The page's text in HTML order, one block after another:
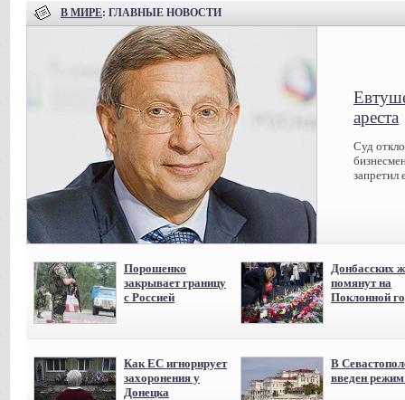
В МИРЕ: ГЛАВНЫЕ НОВОСТИ
ареста
Суд
запретил
Порошенко
закрывает границу
с Россией
Донбасских
помянут на
Поклонной
Как ЕС игнорирует
захоронения у
Донецка
В
введен